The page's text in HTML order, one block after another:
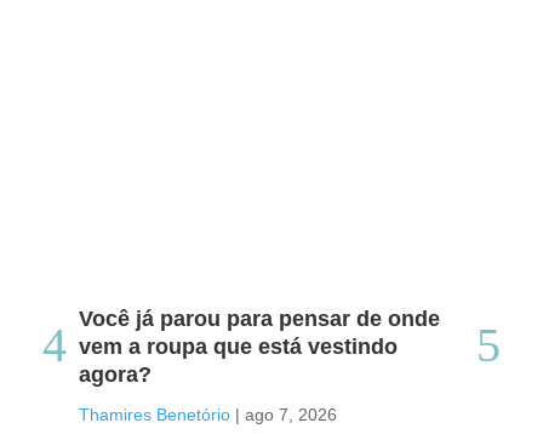
Você já parou para pensar de onde
vem a roupa que está vestindo
agora?
Thamires Benetório | ago 7, 2026